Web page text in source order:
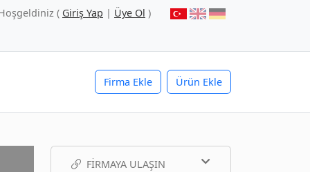
( Giriş Yap | Üye Ol )
Firma Ekle Ürün Ekle
FIRMAYA ULAŞIN